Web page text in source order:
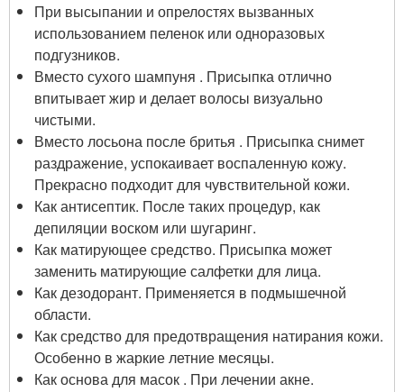
При высыпании и опрелостях вызванных
использованием пеленок или одноразовых
подгузников.
Вместо сухого шампуня . Присыпка отлично
впитывает жир и делает волосы визуально
чистыми.
Вместо лосьона после бритья . Присыпка снимет
раздражение, успокаивает воспаленную кожу.
Прекрасно подходит для чувствительной кожи.
Как антисептик. После таких процедур, как
депиляции воском или шугаринг.
Как матирующее средство. Присыпка может
заменить матирующие салфетки для лица.
Как дезодорант. Применяется в подмышечной
области.
Как средство для предотвращения натирания кожи.
Особенно в жаркие летние месяцы.
Как основа для масок . При лечении акне.